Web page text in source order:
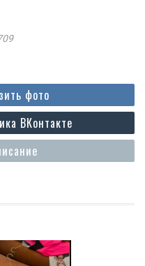
ВКонтакте
фото